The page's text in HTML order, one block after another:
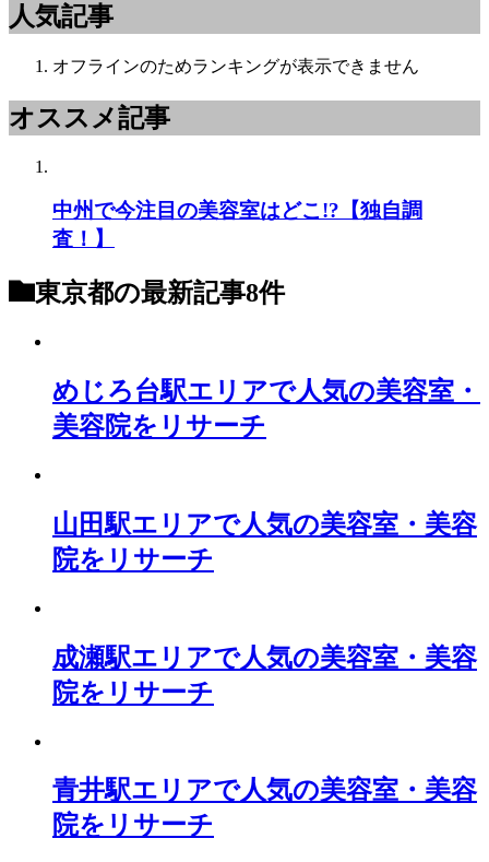
人気記事
オフラインのためランキングが表示できません
オススメ記事
中州で今注目の美容室はどこ!?【独自調
査！】
東京都の最新記事8件
めじろ台駅エリアで人気の美容室・
美容院をリサーチ
山田駅エリアで人気の美容室・美容
院をリサーチ
成瀬駅エリアで人気の美容室・美容
院をリサーチ
青井駅エリアで人気の美容室・美容
院をリサーチ